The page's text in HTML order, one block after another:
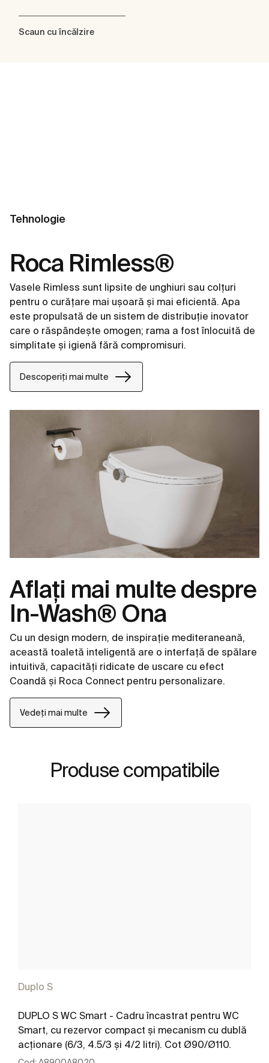
Scaun cu încălzire
Tehnologie
Roca Rimless®
Vasele Rimless sunt lipsite de unghiuri sau colțuri
pentru o curățare mai ușoară și mai eficientă. Apa
este propulsată de un sistem de distribuție inovator
care o răspândește omogen; rama a fost înlocuită de
simplitate și igienă fără compromisuri.
Descoperiți mai multe
Aflați mai multe despre
In-Wash® Ona
Cu un design modern, de inspirație mediteraneană,
această toaletă inteligentă are o interfață de spălare
intuitivă, capacități ridicate de uscare cu efect
Coandă și Roca Connect pentru personalizare.
Vedeți mai multe
Produse compatibile
Duplo S
DUPLO S WC Smart - Cadru încastrat pentru WC
Smart, cu rezervor compact și mecanism cu dublă
acționare (6/3, 4.5/3 și 4/2 litri). Cot Ø90/Ø110.